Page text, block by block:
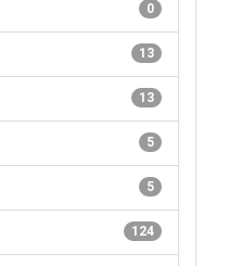
0
13
13
5
5
124